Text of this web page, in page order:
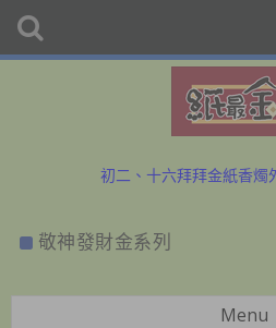
初二、十六拜拜金紙香燭
初二、十六拜拜金紙香燭
敬神發財金系列
Menu